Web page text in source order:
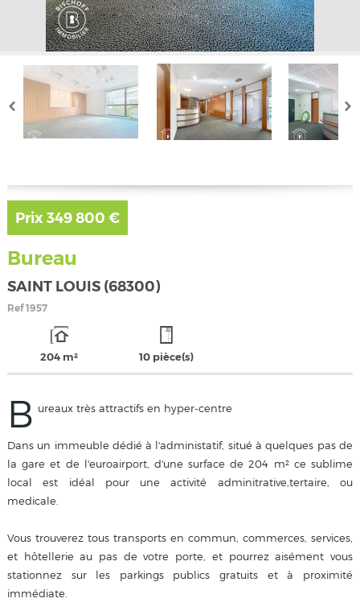
Prix349 800 €
Bureau
SAINT LOUIS (68300)
Ref1957
204 m² 10 pièce(s)
B ureaux très attractifs en hyper-centre
Dans un immeuble dédié à l'administatif, situé à quelques pas de
la gare et de l'euroairport, d'une surface de 204 m² ce sublime
local est idéal pour une activité adminitrative,tertaire, ou
medicale.
Vous trouverez tous transports en commun, commerces, services,
et hôtellerie au pas de votre porte, et pourrez aisément vous
stationnez sur les parkings publics gratuits et à proximité
immédiate.